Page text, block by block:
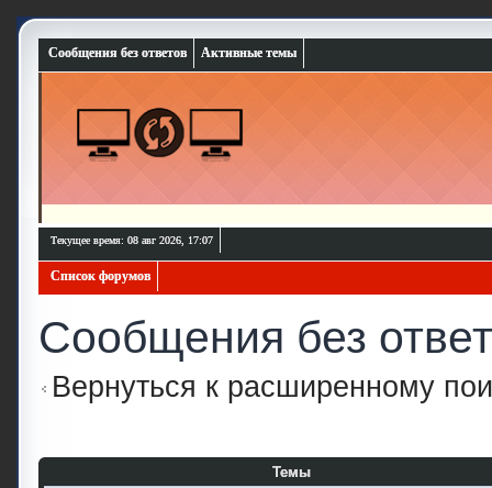
Сообщения без ответов Активные темы
Текущее время: 08 авг 2026, 17:07
Список форумов
Сообщения без
Вернуться к расширенному
Темы